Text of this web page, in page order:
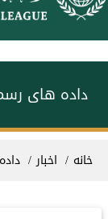
داده های
مسیر راهنما
خانه اخبار